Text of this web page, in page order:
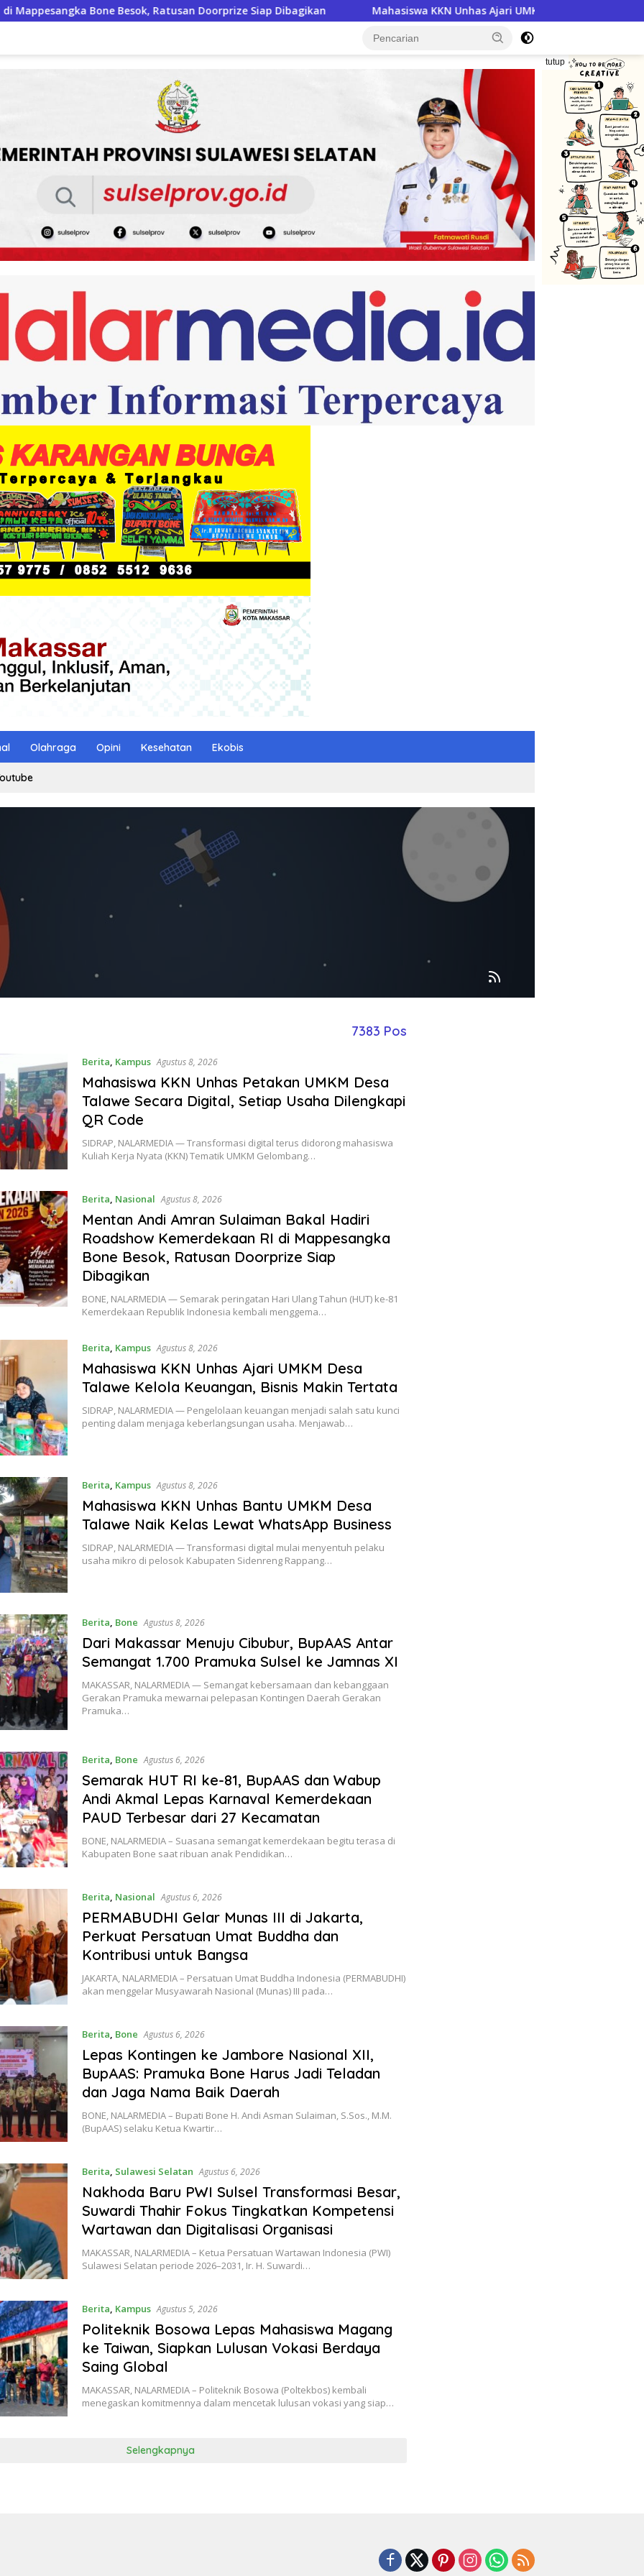
Besok, Ratusan Doorprize Siap Dibagikan Mahasiswa KKN Unhas Ajari UMKM Desa Talawe Kelola Keuangan,
tutup
Olahraga Opini Kesehatan Ekobis
7383 Pos
Berita, Kampus Agustus 8, 2026
Mahasiswa KKN Unhas Petakan UMKM Desa
Talawe Secara Digital, Setiap Usaha Dilengkapi
QR Code
SIDRAP, NALARMEDIA — Transformasi digital terus didorong mahasiswa
Kuliah Kerja Nyata (KKN) Tematik UMKM Gelombang…
Berita, Nasional Agustus 8, 2026
Mentan Andi Amran Sulaiman Bakal Hadiri
Roadshow Kemerdekaan RI di Mappesangka
Bone Besok, Ratusan Doorprize Siap
Dibagikan
BONE, NALARMEDIA — Semarak peringatan Hari Ulang Tahun (HUT) ke-81
Kemerdekaan Republik Indonesia kembali menggema…
Berita, Kampus Agustus 8, 2026
Mahasiswa KKN Unhas Ajari UMKM Desa
Talawe Kelola Keuangan, Bisnis Makin Tertata
SIDRAP, NALARMEDIA — Pengelolaan keuangan menjadi salah satu kunci
penting dalam menjaga keberlangsungan usaha. Menjawab…
Berita, Kampus Agustus 8, 2026
Mahasiswa KKN Unhas Bantu UMKM Desa
Talawe Naik Kelas Lewat WhatsApp Business
SIDRAP, NALARMEDIA — Transformasi digital mulai menyentuh pelaku
usaha mikro di pelosok Kabupaten Sidenreng Rappang…
Berita, Bone Agustus 8, 2026
Dari Makassar Menuju Cibubur, BupAAS Antar
Semangat 1.700 Pramuka Sulsel ke Jamnas XI
MAKASSAR, NALARMEDIA — Semangat kebersamaan dan kebanggaan
Gerakan Pramuka mewarnai pelepasan Kontingen Daerah Gerakan
Pramuka…
Berita, Bone Agustus 6, 2026
Semarak HUT RI ke-81, BupAAS dan Wabup
Andi Akmal Lepas Karnaval Kemerdekaan
PAUD Terbesar dari 27 Kecamatan
BONE, NALARMEDIA – Suasana semangat kemerdekaan begitu terasa di
Kabupaten Bone saat ribuan anak Pendidikan…
Berita, Nasional Agustus 6, 2026
PERMABUDHI Gelar Munas III di Jakarta,
Perkuat Persatuan Umat Buddha dan
Kontribusi untuk Bangsa
JAKARTA, NALARMEDIA – Persatuan Umat Buddha Indonesia (PERMABUDHI)
akan menggelar Musyawarah Nasional (Munas) III pada…
Berita, Bone Agustus 6, 2026
Lepas Kontingen ke Jambore Nasional XII,
BupAAS: Pramuka Bone Harus Jadi Teladan
dan Jaga Nama Baik Daerah
BONE, NALARMEDIA – Bupati Bone H. Andi Asman Sulaiman, S.Sos., M.M.
(BupAAS) selaku Ketua Kwartir…
Berita, Sulawesi Selatan Agustus 6, 2026
Nakhoda Baru PWI Sulsel Transformasi Besar,
Suwardi Thahir Fokus Tingkatkan Kompetensi
Wartawan dan Digitalisasi Organisasi
MAKASSAR, NALARMEDIA – Ketua Persatuan Wartawan Indonesia (PWI)
Sulawesi Selatan periode 2026–2031, Ir. H. Suwardi…
Berita, Kampus Agustus 5, 2026
Politeknik Bosowa Lepas Mahasiswa Magang
ke Taiwan, Siapkan Lulusan Vokasi Berdaya
Saing Global
MAKASSAR, NALARMEDIA – Politeknik Bosowa (Poltekbos) kembali
menegaskan komitmennya dalam mencetak lulusan vokasi yang siap…
Selengkapnya